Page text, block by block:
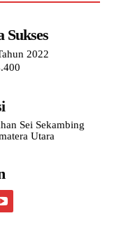
Sukses
2022
Sei Sekambing
Utara